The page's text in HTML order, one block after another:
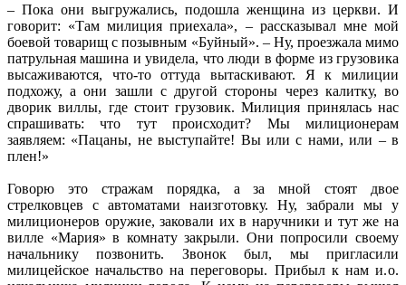
– Пока они выгружались, подошла женщина из церкви. И
говорит: «Там милиция приехала», – рассказывал мне мой
боевой товарищ с позывным «Буйный». – Ну, проезжала мимо
патрульная машина и увидела, что люди в форме из грузовика
высаживаются, что-то оттуда вытаскивают. Я к милиции
подхожу, а они зашли с другой стороны через калитку, во
дворик виллы, где стоит грузовик. Милиция принялась нас
спрашивать: что тут происходит? Мы милиционерам
заявляем: «Пацаны, не выступайте! Вы или с нами, или – в
плен!»
Говорю это стражам порядка, а за мной стоят двое
стрелковцев с автоматами наизготовку. Ну, забрали мы у
милиционеров оружие, заковали их в наручники и тут же на
вилле «Мария» в комнату закрыли. Они попросили своему
начальнику позвонить. Звонок был, мы пригласили
милицейское начальство на переговоры. Прибыл к нам и. о.